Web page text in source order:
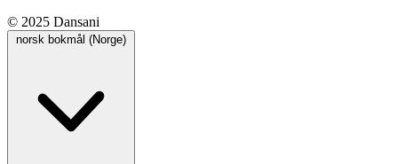
© 2025 Dansani
norsk bokmål (Norge)